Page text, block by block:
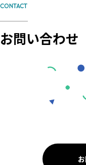
CONTACT
お問い合わせ